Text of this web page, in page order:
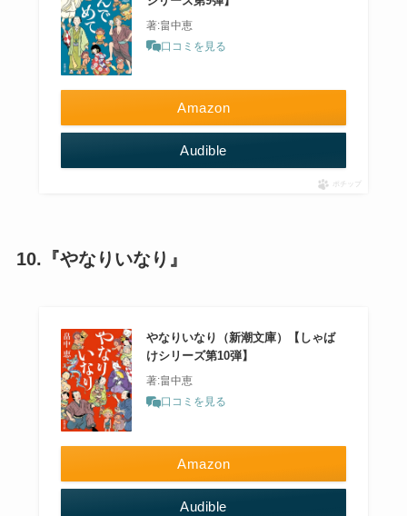
著:畠中恵
口コミを見る
Amazon
Audible
ポチップ
10.『やなりいなり』
やなりいなり（新潮文庫）【しゃば
けシリーズ第10弾】
著:畠中恵
口コミを見る
Amazon
Audible